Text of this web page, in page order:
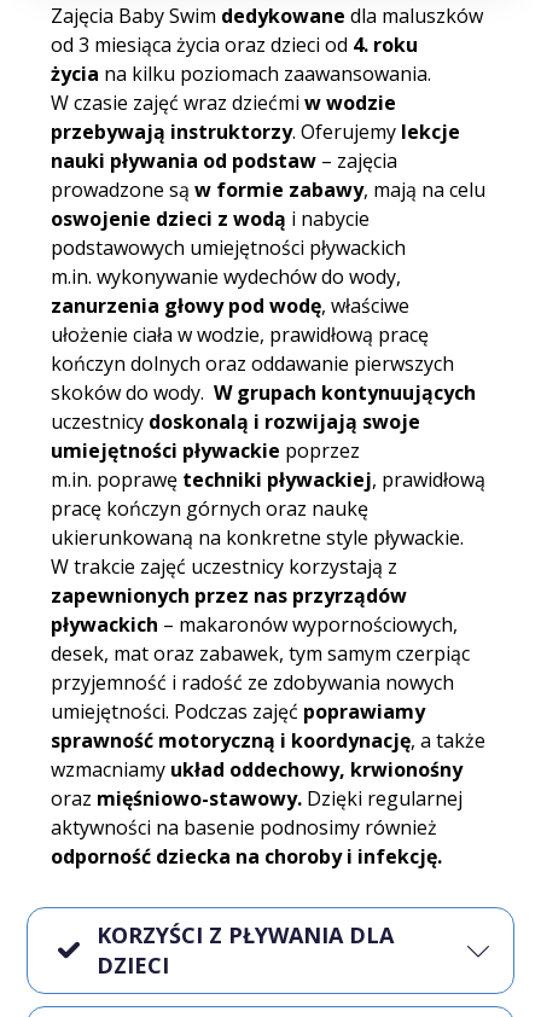
Zajęcia Baby Swim dedykowane dla maluszków
od 3 miesiąca życia oraz dzieci od 4. roku
życia na kilku poziomach zaawansowania.
W czasie zajęć wraz dziećmiw wodzie
przebywają instruktorzy. Oferujemy lekcje
nauki pływania od podstaw – zajęcia
prowadzone sąw formie zabawy, mają na celu
oswojenie dzieci z wodą i nabycie
podstawowych umiejętności pływackich
m.in. wykonywanie wydechów do wody,
zanurzenia głowy pod wodę, właściwe
ułożenie ciała w wodzie, prawidłową pracę
kończyn dolnych oraz oddawanie pierwszych
skoków do wody. W grupach kontynuujących
uczestnicy doskonalą i rozwijają swoje
umiejętności pływackie poprzez
m.in. poprawę techniki pływackiej, prawidłową
pracę kończyn górnych oraz naukę
ukierunkowaną na konkretne style pływackie.
W trakcie zajęć uczestnicy korzystają z
zapewnionych przez nas przyrządów
pływackich – makaronów wypornościowych,
desek, mat oraz zabawek, tym samym czerpiąc
przyjemność i radość ze zdobywania nowych
umiejętności. Podczas zajęć poprawiamy
sprawność motoryczną i koordynację, a także
wzmacniamy układ oddechowy, krwionośny
oraz mięśniowo-stawowy. Dzięki regularnej
aktywności na basenie podnosimy również
odporność dziecka na choroby i infekcję.
KORZYŚCI Z PŁYWANIA DLA
DZIECI